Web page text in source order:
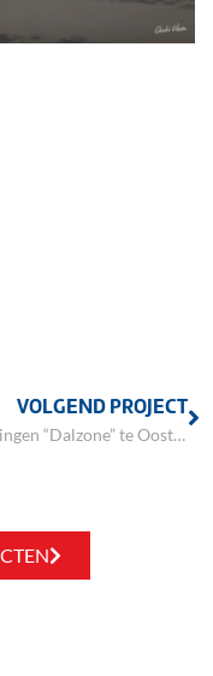
VOLGEND PROJECT
11 woningen “Dalzone” te Oosterbeek